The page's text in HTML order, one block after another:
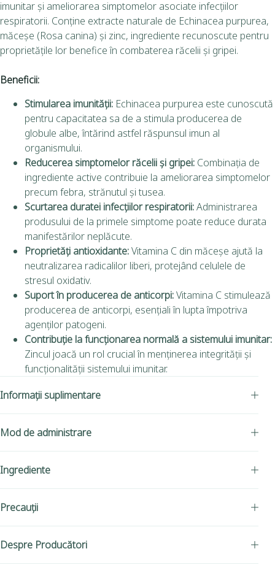
imunitar și ameliorarea simptomelor asociate infecțiilor
respiratorii. Conține extracte naturale de Echinacea purpurea,
măceșe (Rosa canina) și zinc, ingrediente recunoscute pentru
proprietățile lor benefice în combaterea răcelii și gripei.
Beneficii:
Stimularea imunității: Echinacea purpurea este cunoscută
pentru capacitatea sa de a stimula producerea de
globule albe, întărind astfel răspunsul imun al
organismului.
Reducerea simptomelor răcelii și gripei: Combinația de
ingrediente active contribuie la ameliorarea simptomelor
precum febra, strănutul și tusea.
Scurtarea duratei infecțiilor respiratorii:Administrarea
produsului de la primele simptome poate reduce durata
manifestărilor neplăcute.
Proprietăți antioxidante:Vitamina C din măceșe ajută la
neutralizarea radicalilor liberi, protejând celulele de
stresul oxidativ.
Suport în producerea de anticorpi:Vitamina C stimulează
producerea de anticorpi, esențiali în lupta împotriva
agenților patogeni.
Contribuție la funcționarea normală a sistemului imunitar:
Zincul joacă un rol crucial în menținerea integrității și
funcționalității sistemului imunitar.
Informații suplimentare
Mod de administrare
Ingrediente
Precauții
Despre Producători